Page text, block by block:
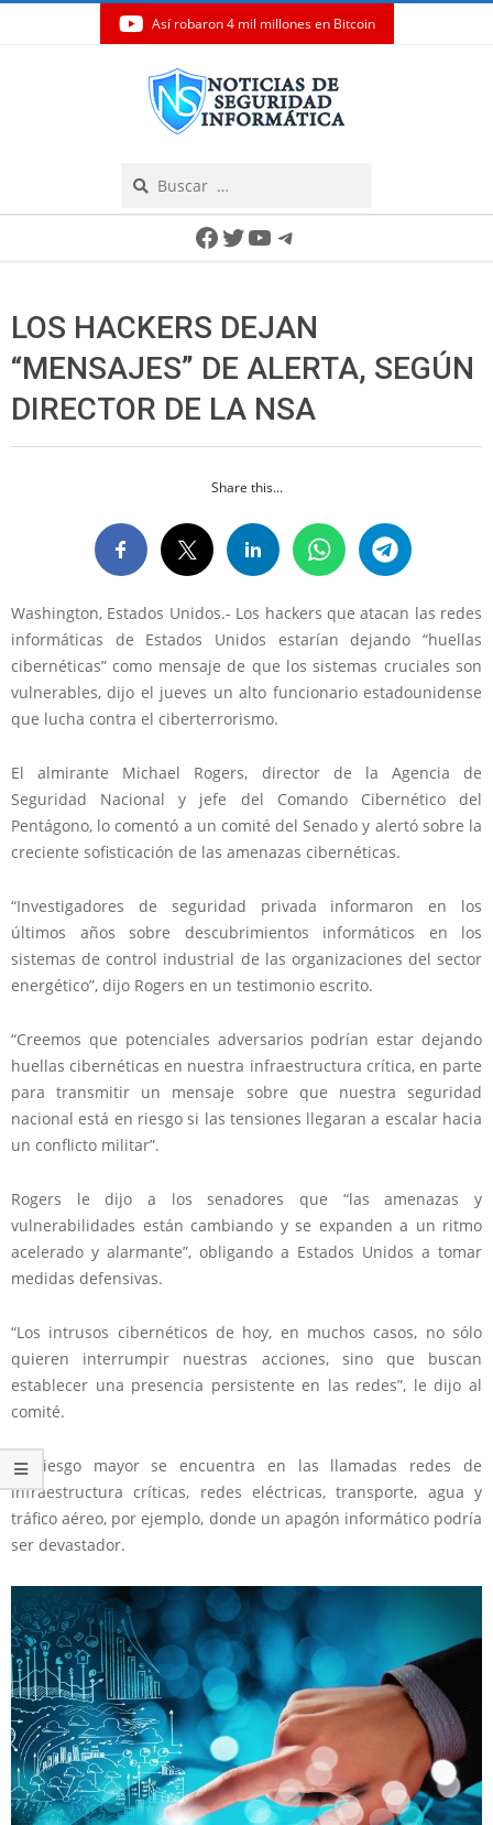
Así robaron 4 mil millones en Bitcoin
Facebook
Twitter
YouTube
Telegram
LOS HACKERS DEJAN
“MENSAJES” DE ALERTA, SEGÚN
DIRECTOR DE LA NSA
Share this...
Washington, Estados Unidos.- Los hackers que atacan las redes
informáticas de Estados Unidos estarían dejando “huellas
cibernéticas” como mensaje de que los sistemas cruciales son
vulnerables, dijo el jueves un alto funcionario estadounidense
que lucha contra el ciberterrorismo.
El almirante Michael Rogers, director de la Agencia de
Seguridad Nacional y jefe del Comando Cibernético del
Pentágono, lo comentó a un comité del Senado y alertó sobre la
creciente sofisticación de las amenazas cibernéticas.
“Investigadores de seguridad privada informaron en los
últimos años sobre descubrimientos informáticos en los
sistemas de control industrial de las organizaciones del sector
energético”, dijo Rogers en un testimonio escrito.
“Creemos que potenciales adversarios podrían estar dejando
huellas cibernéticas en nuestra infraestructura crítica, en parte
para transmitir un mensaje sobre que nuestra seguridad
nacional está en riesgo si las tensiones llegaran a escalar hacia
un conflicto militar”.
Rogers le dijo a los senadores que “las amenazas y
vulnerabilidades están cambiando y se expanden a un ritmo
acelerado y alarmante”, obligando a Estados Unidos a tomar
medidas defensivas.
“Los intrusos cibernéticos de hoy, en muchos casos, no sólo
quieren interrumpir nuestras acciones, sino que buscan
establecer una presencia persistente en las redes”, le dijo al
comité.
El riesgo mayor se encuentra en las llamadas redes de
infraestructura críticas, redes eléctricas, transporte, agua y
tráfico aéreo, por ejemplo, donde un apagón informático podría
ser devastador.